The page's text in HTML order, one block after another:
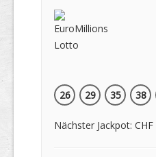
26
29 35 38
Nächster Jackpot: